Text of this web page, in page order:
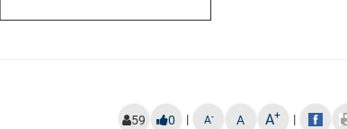
59 0 | A- A A+ |